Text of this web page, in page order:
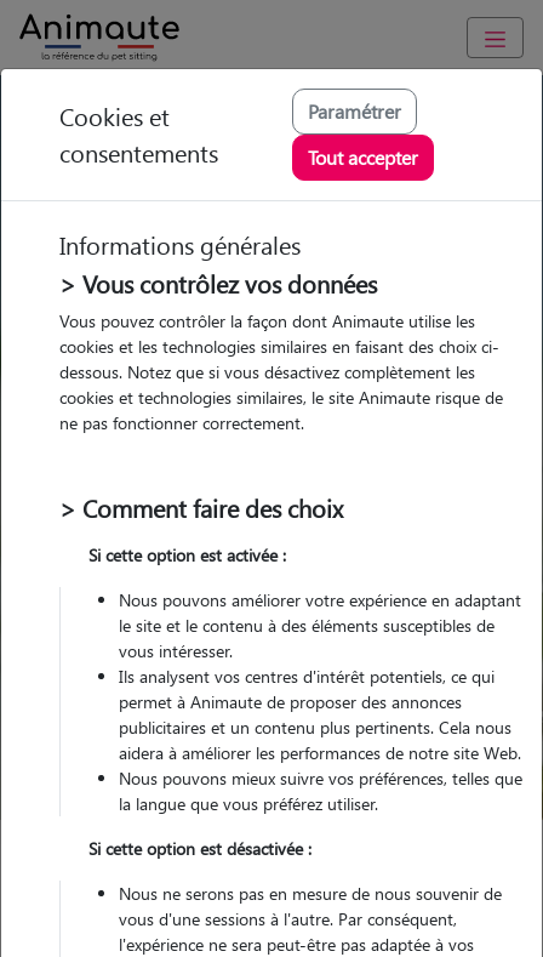
GARDE ANIMAUX à L' Isle-d'Abeau : Garde chien et chat en
famille ou à domicile, visites et promenades
Trouvez une garde animaux à
L' Isle-d'Abeau
Parmi nos 22 pet-sitters à L' Isle-
d'Abeau
Pour quel animal ?
Trouver mon Pet Sitter
L' Isle-d'Abeau
Cookies et
consentements
Paramétrer
Tout accepter
Informations générales
> Vous contrôlez vos données
Vous pouvez contrôler la façon dont Animaute utilise les
cookies et les technologies similaires en faisant des choix ci-
dessous. Notez que si vous désactivez complètement les
cookies et technologies similaires, le site Animaute risque de
ne pas fonctionner correctement.
> Comment faire des choix
Si cette option est activée :
Nous pouvons améliorer votre expérience en adaptant
le site et le contenu à des éléments susceptibles de
vous intéresser.
Ils analysent vos centres d'intérêt potentiels, ce qui
permet à Animaute de proposer des annonces
publicitaires et un contenu plus pertinents. Cela nous
aidera à améliorer les performances de notre site Web.
Nous pouvons mieux suivre vos préférences, telles que
la langue que vous préférez utiliser.
Si cette option est désactivée :
Nous ne serons pas en mesure de nous souvenir de
vous d'une sessions à l'autre. Par conséquent,
l'expérience ne sera peut-être pas adaptée à vos